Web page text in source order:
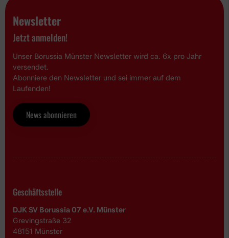
Newsletter
Jetzt anmelden!
Unser Borussia Münster Newsletter wird ca. 6x pro Jahr
versendet.
Abonniere den Newsletter und sei immer auf dem
Laufenden!
News abonnieren
Geschäftsstelle
DJK SV Borussia 07 e.V. Münster
Grevingstraße 32
48151 Münster